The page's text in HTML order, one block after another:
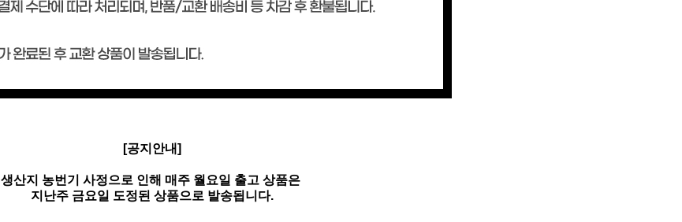
[공지안내]
생산지 농번기 사정으로 인해 매주 월요일 출고 상품은
지난주 금요일 도정된 상품으로 발송됩니다.